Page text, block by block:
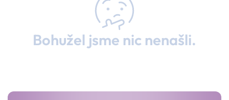
Bohužel jsme nic nenašli.